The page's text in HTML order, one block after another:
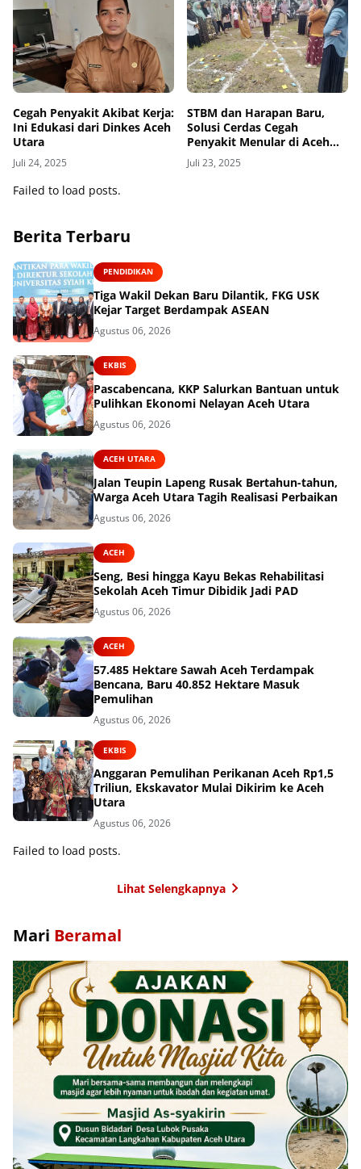
Cegah Penyakit Akibat Kerja:
Ini Edukasi dari Dinkes Aceh
Utara
Juli 24, 2025
STBM dan Harapan Baru,
Solusi Cerdas Cegah
Penyakit Menular di Aceh
Utara
Juli 23, 2025
Failed to load posts.
Berita Terbaru
PENDIDIKAN
Tiga Wakil Dekan Baru Dilantik, FKG USK
Kejar Target Berdampak ASEAN
Agustus 06, 2026
EKBIS
Pascabencana, KKP Salurkan Bantuan untuk
Pulihkan Ekonomi Nelayan Aceh Utara
Agustus 06, 2026
ACEH UTARA
Jalan Teupin Lapeng Rusak Bertahun-tahun,
Warga Aceh Utara Tagih Realisasi Perbaikan
Agustus 06, 2026
ACEH
Seng, Besi hingga Kayu Bekas Rehabilitasi
Sekolah Aceh Timur Dibidik Jadi PAD
Agustus 06, 2026
ACEH
57.485 Hektare Sawah Aceh Terdampak
Bencana, Baru 40.852 Hektare Masuk
Pemulihan
Agustus 06, 2026
EKBIS
Anggaran Pemulihan Perikanan Aceh Rp1,5
Triliun, Ekskavator Mulai Dikirim ke Aceh
Utara
Agustus 06, 2026
Failed to load posts.
Lihat Selengkapnya
Mari Beramal